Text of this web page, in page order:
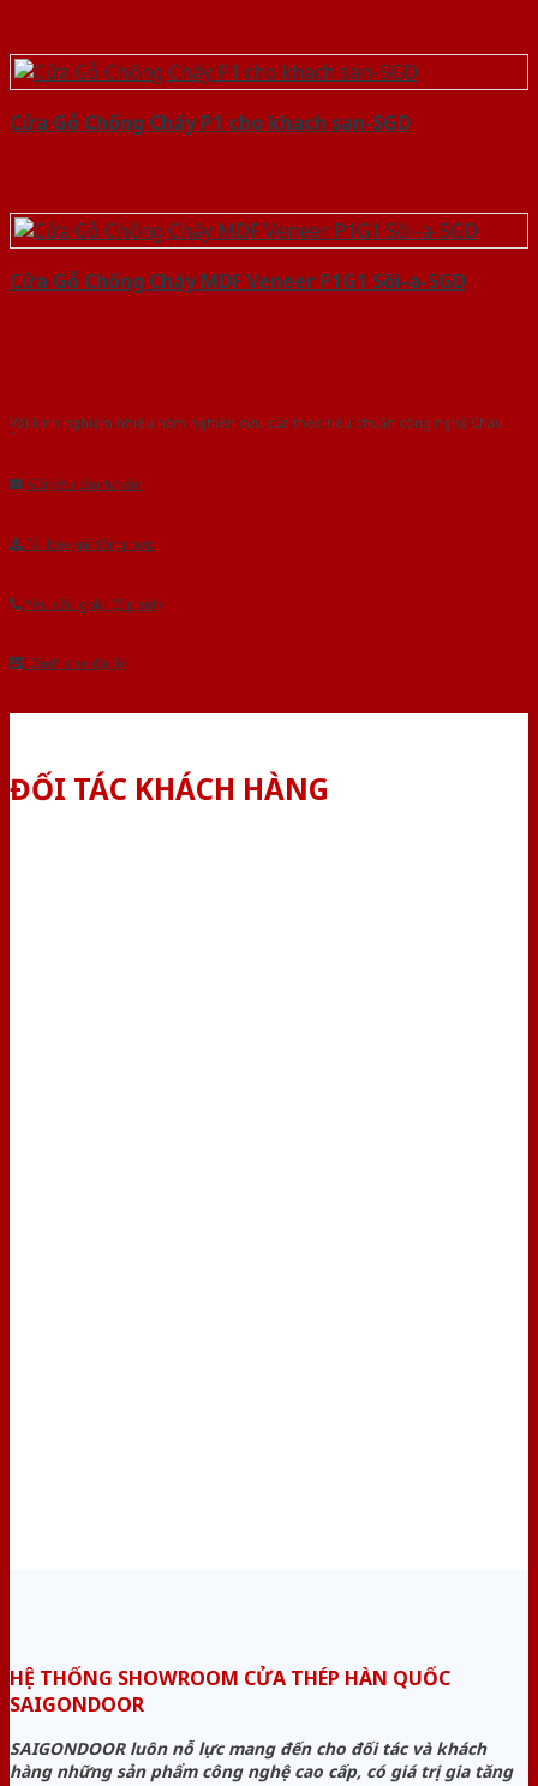
Cửa Gỗ Chống Cháy P1 cho khach san-SGD
Cửa Gỗ Chống Cháy MDF Veneer P1G1 Sồi-a-SGD
Với kinh nghiệm nhiêu năm nghiên cứu cửa theo tiêu chuẩn công nghệ Châu
Gửi yêu cầu tư vấn
Tải báo giá tổng hợp
Yêu cầu gọi lại (3 phút)
Dành cho đại lý
ĐỐI TÁC KHÁCH HÀNG
HỆ THỐNG SHOWROOM CỬA THÉP HÀN QUỐC
SAIGONDOOR
SAIGONDOOR luôn nỗ lực mang đến cho đối tác và khách
hàng những sản phẩm công nghệ cao cấp, có giá trị gia tăng